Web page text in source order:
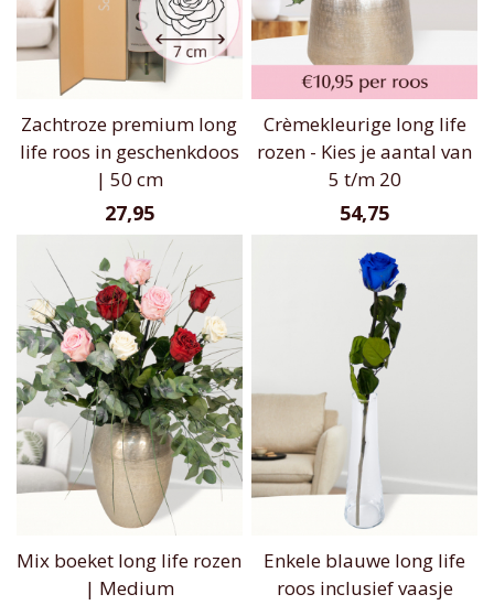
Zachtroze premium long
life roos in geschenkdoos
| 50 cm
27,95
Crèmekleurige long life
rozen - Kies je aantal van
5 t/m 20
54,75
Mix boeket long life rozen
| Medium
Enkele blauwe long life
roos inclusief vaasje